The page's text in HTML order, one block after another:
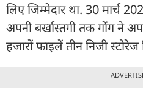
लिए जिम्मेदार था. 30 मार्च
अपनी बर्खास्तगी तक गोंग ने
हजारों फाइलें तीन निजी